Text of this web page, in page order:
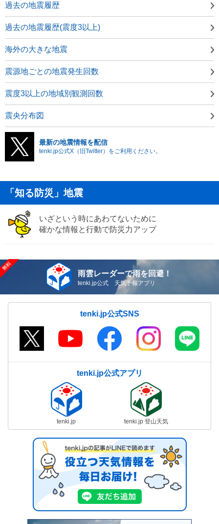
過去の地震履歴
過去の地震履歴(震度3以上)
海外の大きな地震
震源地ごとの地震発生回数
震度3以上の地域別観測回数
震央分布図
最新の地震情報を配信
tenki.jp公式X（旧Twitter）をご利用ください。
「知る防災」地震
いざという時にあわてないために
確かな情報と行動で防災力アップ
雨雲レーダーで雨を回避！
tenki.jp公式 天気予報アプリ
tenki.jp公式SNS
tenki.jp公式アプリ
tenki.jp tenki.jp 登山天気